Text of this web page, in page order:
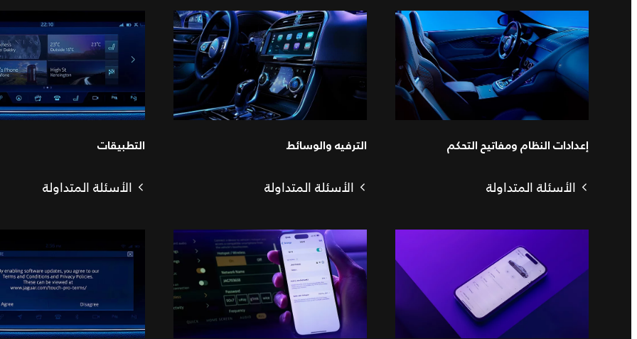
إعدادات النظام ومفاتيح التحكم
الأسئلة المتداولة
الترفيه والوسائط
الأسئلة المتداولة
التطبيقات
الأسئلة المتداولة